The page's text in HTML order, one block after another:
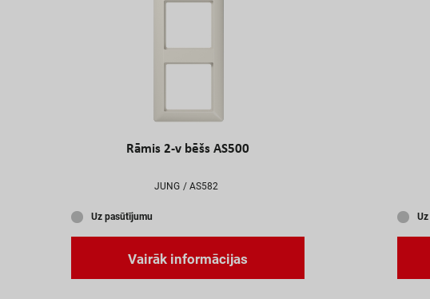
Rāmis 2-v bēšs AS500
JUNG AS582
Uz pasūtījumu
Vairāk informācijas
Uz